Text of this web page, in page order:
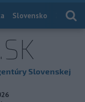
Slovensko
.SK
Slovenskej